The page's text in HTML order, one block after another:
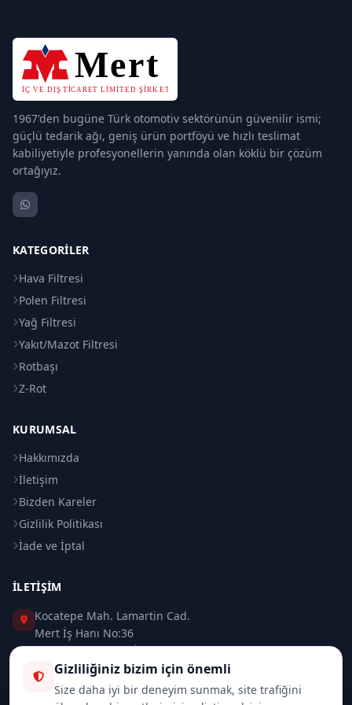
1967'den bugüne Türk otomotiv sektörünün güvenilir ismi;
güçlü tedarik ağı, geniş ürün portföyü ve hızlı teslimat
kabiliyetiyle profesyonellerin yanında olan köklü bir çözüm
ortağıyız.
KATEGORILER
Hava Filtresi
Polen Filtresi
Yağ Filtresi
Yakıt/Mazot Filtresi
Rotbaşı
Z-Rot
KURUMSAL
Hakkımızda
İletişim
Bizden Kareler
Gizlilik Politikası
İade ve İptal
İLETIŞIM
Kocatepe Mah. Lamartin Cad.
Mert İş Hanı No:36
Taksim / Beyoğlu / İSTANBUL
0 (212) 235 37 83
Gizliliğiniz bizim için önemli
Size daha iyi bir deneyim sunmak, site trafiğini